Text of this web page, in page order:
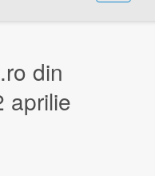
din
aprilie